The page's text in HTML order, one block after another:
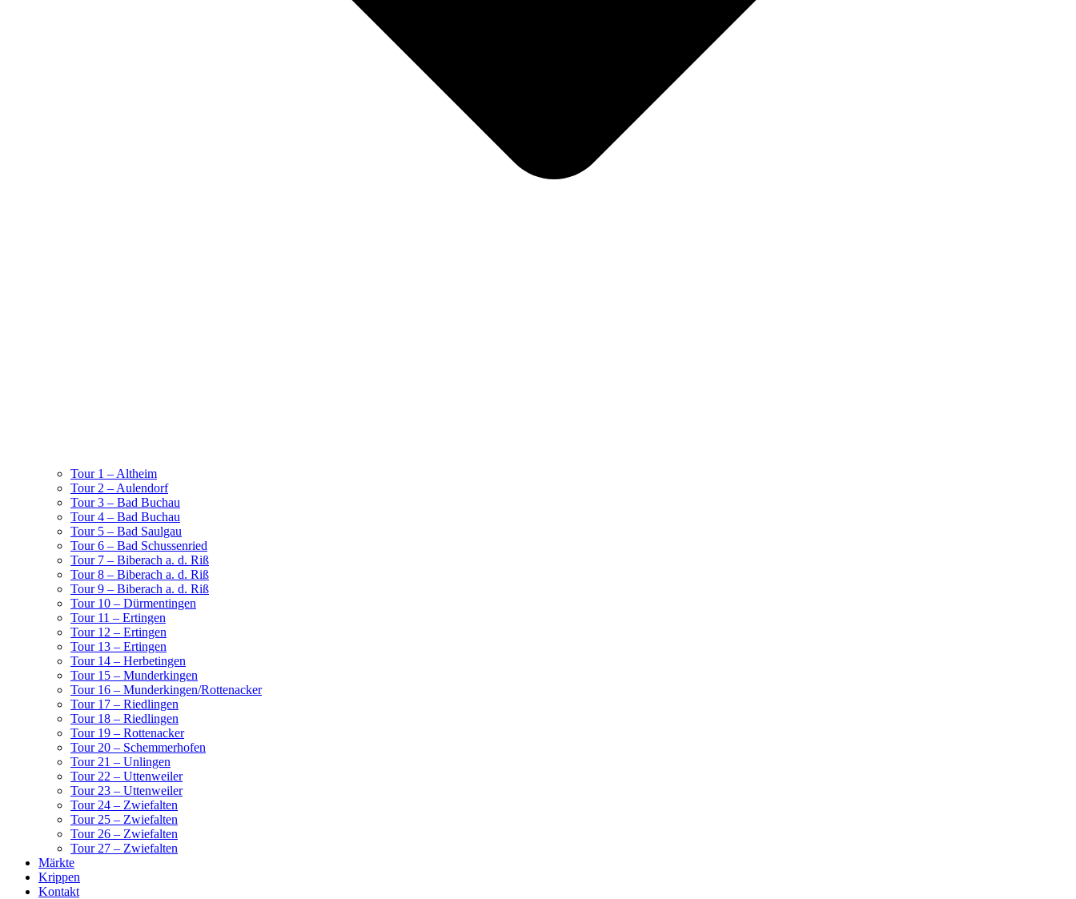
Tour 1 – Altheim
Tour 2 – Aulendorf
Tour 3 – Bad Buchau
Tour 4 – Bad Buchau
Tour 5 – Bad Saulgau
Tour 6 – Bad Schussenried
Tour 7 – Biberach a. d. Riß
Tour 8 – Biberach a. d. Riß
Tour 9 – Biberach a. d. Riß
Tour 10 – Dürmentingen
Tour 11 – Ertingen
Tour 12 – Ertingen
Tour 13 – Ertingen
Tour 14 – Herbetingen
Tour 15 – Munderkingen
Tour 16 – Munderkingen/Rottenacker
Tour 17 – Riedlingen
Tour 18 – Riedlingen
Tour 19 – Rottenacker
Tour 20 – Schemmerhofen
Tour 21 – Unlingen
Tour 22 – Uttenweiler
Tour 23 – Uttenweiler
Tour 24 – Zwiefalten
Tour 25 – Zwiefalten
Tour 26 – Zwiefalten
Tour 27 – Zwiefalten
Märkte
Krippen
Kontakt